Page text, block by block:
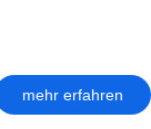
mehr erfahren